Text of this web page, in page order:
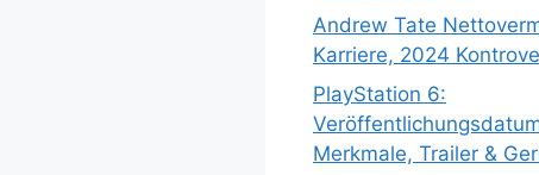
Andrew Tate
Karriere, 2024
PlayStation 6:
Merkmale, Trailer &